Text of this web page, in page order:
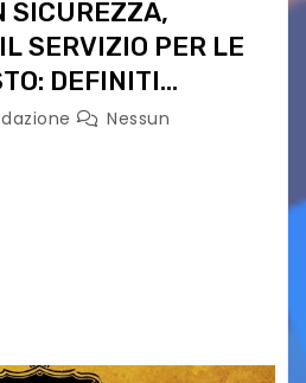
SICUREZZA,
SERVIZIO PER LE
DEFINITI
E ORARIO
Nessun